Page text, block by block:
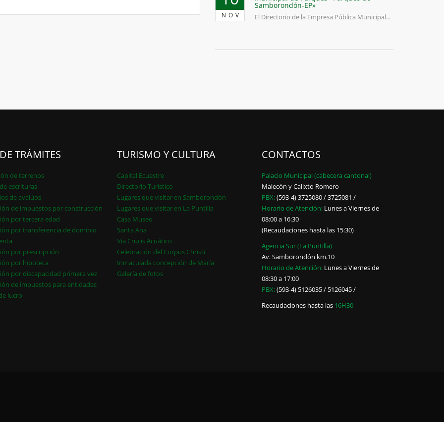
NOV
Samborondón-EP»
El Directorio de la Empresa Pública Municipal...
TRÁMITES
de terrenos
escrituras
de avalúos
de impuestos por construcción
por tercera edad
por transferencia de dominio
por prescripción
por hipoteca
por discapacidad primera vez
de impuestos para entidades
lucro
TURISMO Y CULTURA
Capital Ecuestre
Directorio Turístico
Lugares que visitar en Samborondón
Lugares que visitar en La Puntilla
Casa Museo
Santa Ana
Vía Crucis Acuático
Celebración del Corpus Christi
Inmaculada concepción de María
Galería de fotos
CONTACTOS
Palacio Municipal (cabecera cantonal)
Malecón y Calixto Romero
PBX:(593-4) 3725080 / 3725081 /
Horario de Atención:Lunes a Viernes de
08:00 a 16:30
(Recaudaciones hasta las 15:30)
Agencia Sur (La Puntilla)
Av. Samborondón km.10
Horario de Atención:Lunes a Viernes de
08:30 a 17:00
PBX:(593-4) 5126035 / 5126045 /
Recaudaciones hasta las 16H30